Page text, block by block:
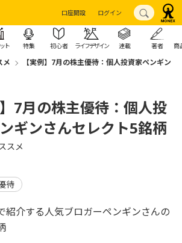
口座開設 ログイン
ト 特集 初心者 ライフデザイン 連載 著者 商
メ
【実例】7月の株主優待：個人投資家ペンギン
】7月の株主優待：個人投
ギンさんセレクト5銘柄
スメ
待
紹介する人気ブロガーペンギンさんの